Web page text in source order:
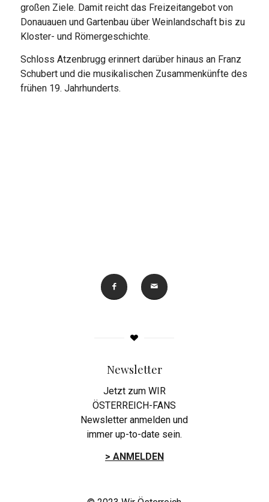
großen Ziele. Damit reicht das Freizeitangebot von
Donauauen und Gartenbau über Weinlandschaft bis zu
Kloster- und Römergeschichte.
Schloss Atzenbrugg erinnert darüber hinaus an Franz
Schubert und die musikalischen Zusammenkünfte des
frühen 19. Jahrhunderts.
Newsletter
Jetzt zum WIR
ÖSTERREICH-FANS
Newsletter anmelden und
immer up-to-date sein.
> ANMELDEN